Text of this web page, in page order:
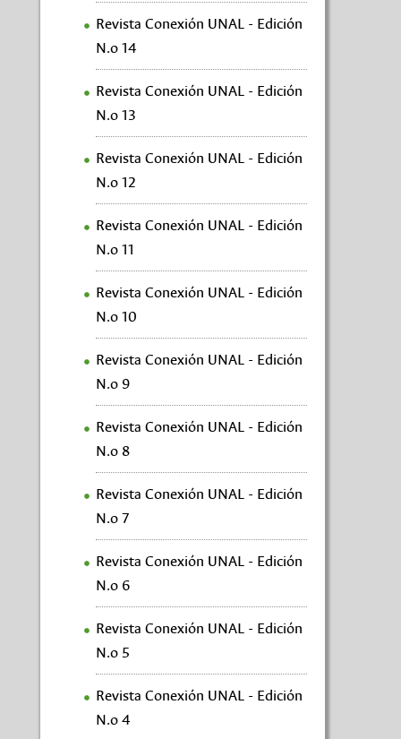
Revista Conexión UNAL - Edición
N.o 14
Revista Conexión UNAL - Edición
N.o 13
Revista Conexión UNAL - Edición
N.o 12
Revista Conexión UNAL - Edición
N.o 11
Revista Conexión UNAL - Edición
N.o 10
Revista Conexión UNAL - Edición
N.o 9
Revista Conexión UNAL - Edición
N.o 8
Revista Conexión UNAL - Edición
N.o 7
Revista Conexión UNAL - Edición
N.o 6
Revista Conexión UNAL - Edición
N.o 5
Revista Conexión UNAL - Edición
N.o 4